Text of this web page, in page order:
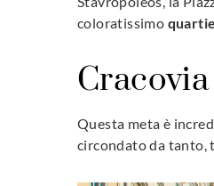
coloratissimo
Cracovia
Questa meta è
circondato da tanto,